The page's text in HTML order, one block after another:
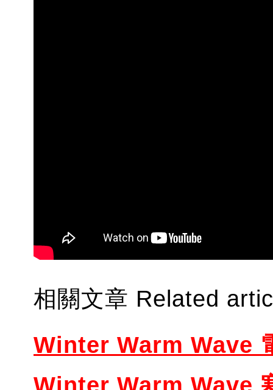
相關文章 Related
Winter Warm Wave